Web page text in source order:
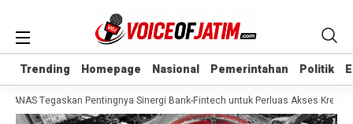
Trending Homepage Nasional Pemerintahan Politik
Trending Homepage Nasional Pemerintahan Politik
Tegaskan Pentingnya Sinergi Bank-Fintech untuk Perluas Akses Kredit